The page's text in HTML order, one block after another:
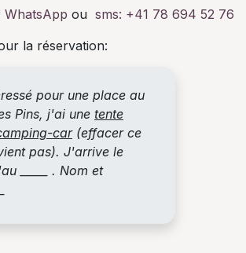
WhatsApp ou sms: +41 78 694 52 76
la réservation:
pour une place au
Pins, j'ai une tente
car(effacer ce
pas). J'arrive le
_____ . Nom et